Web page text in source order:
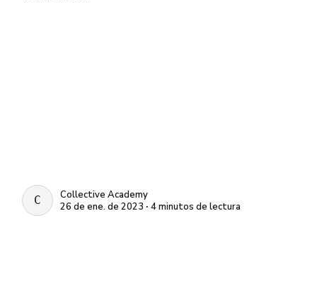
COLLECTIVE ACADEMY
Collective Academy
26 de ene. de 2023 ∙ 4 minutos de lectura